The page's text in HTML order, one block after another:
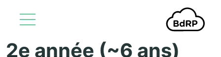
Aller au contenu principal
2e année (~6 ans)